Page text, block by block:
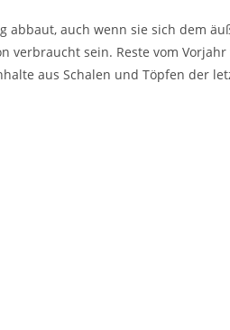
abbaut, auch wenn sie sich dem
verbraucht sein. Reste vom
aus Schalen und Töpfen der